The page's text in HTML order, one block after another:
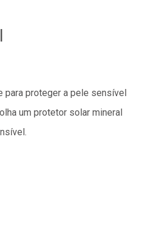
proteger a pele sensível
um protetor solar mineral